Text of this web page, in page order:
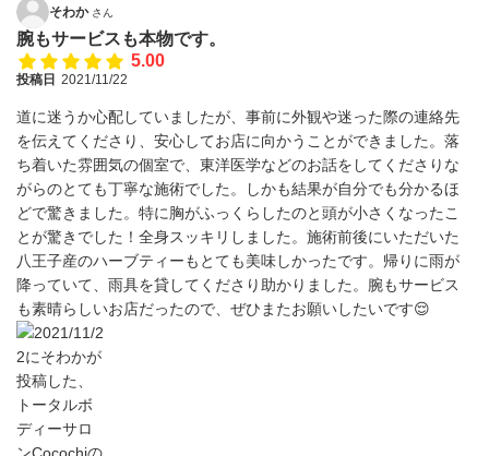
そわか さん
腕もサービスも本物です。
5.00
投稿日 2021/11/22
道に迷うか心配していましたが、事前に外観や迷った際の連絡先
を伝えてくださり、安心してお店に向かうことができました。落
ち着いた雰囲気の個室で、東洋医学などのお話をしてくださりな
がらのとても丁寧な施術でした。しかも結果が自分でも分かるほ
どで驚きました。特に胸がふっくらしたのと頭が小さくなったこ
とが驚きでした！全身スッキリしました。施術前後にいただいた
八王子産のハーブティーもとても美味しかったです。帰りに雨が
降っていて、雨具を貸してくださり助かりました。腕もサービス
も素晴らしいお店だったので、ぜひまたお願いしたいです😌